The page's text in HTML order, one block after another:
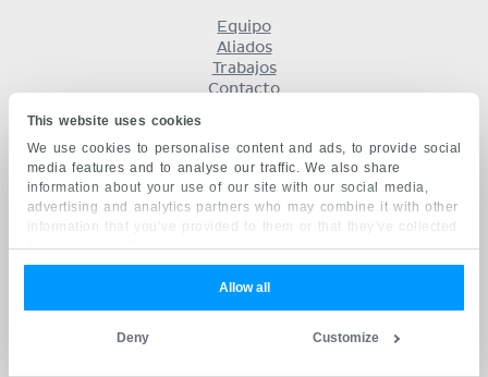
This website uses cookies
We use cookies to personalise content and ads, to provide social
media features and to analyse our traffic. We also share
information about your use of our site with our social media,
advertising and analytics partners who may combine it with other
information that you’ve provided to them or that they’ve collected
from your use of their services.
Allow all
Customize
Deny
Equipo
Aliados
Trabajos
Contacto
Términos y condiciones
Privacidad
KENHUB EN...
English
русский